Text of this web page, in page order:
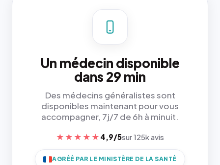
Un médecin disponible
dans 29 min
Des médecins généralistes sont
disponibles maintenant pour vous
accompagner, 7j/7 de 6h à minuit.
★★★★★ 4,9/5sur 125k avis
AGRÉÉ PAR LE MINISTÈRE DE LA SANTÉ